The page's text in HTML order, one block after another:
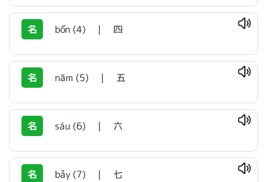
名 bốn (4) | 四
名 năm (5) | 五
名 sáu (6) | 六
名 bảy (7) | 七